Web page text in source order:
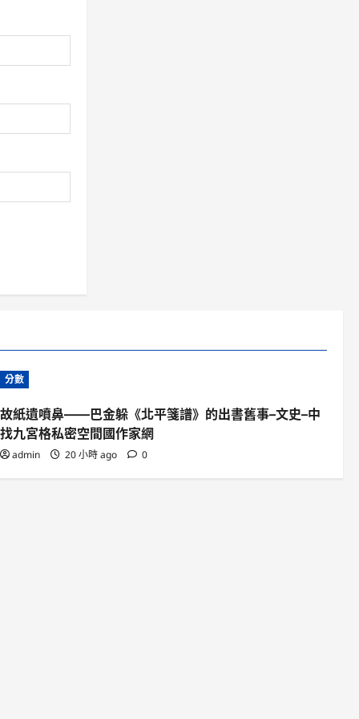
分數
故紙遺噴鼻——巴金躲《北平箋譜》的出書舊事–文史–中
找九宮格私密空間國作家網
admin 20 小時 ago 0